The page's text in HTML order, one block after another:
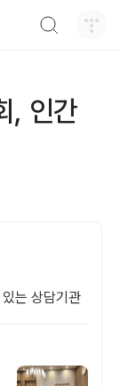
, 인간
는 상담기관